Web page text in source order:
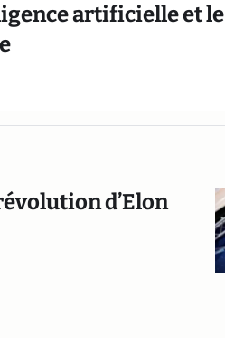
artificielle et le
d’Elon